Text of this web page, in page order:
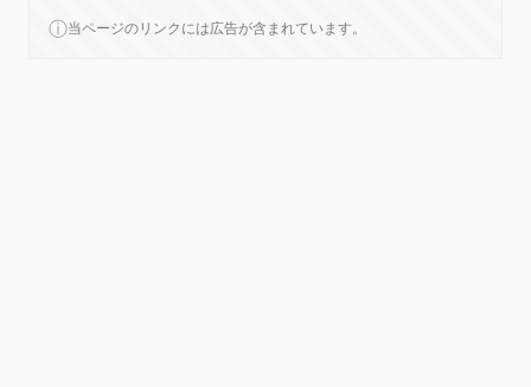
ⓘ当ページのリンクには広告が含まれています。